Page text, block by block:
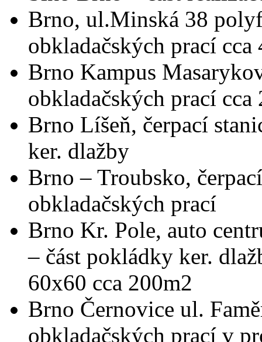
Brno, ul.Minská 38
obkladačských prací cca
Brno Kampus
obkladačských prací cca
Brno Líšeň, čerpací
ker. dlažby
Brno – Troubsko,
obkladačských prací
Brno Kr. Pole, auto
– část pokládky ker.
60x60 cca 200m2
Brno Černovice ul.
obkladačských prací v